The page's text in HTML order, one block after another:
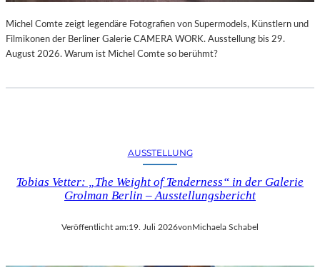
Michel Comte zeigt legendäre Fotografien von Supermodels, Künstlern und
Filmikonen der Berliner Galerie CAMERA WORK. Ausstellung bis 29.
August 2026. Warum ist Michel Comte so berühmt?
AUSSTELLUNG
Tobias Vetter: „The Weight of Tenderness“ in der Galerie
Grolman Berlin – Ausstellungsbericht
Veröffentlicht am:19. Juli 2026vonMichaela Schabel